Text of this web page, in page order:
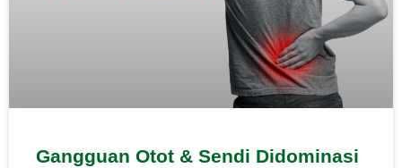
Gangguan Otot & Sendi Didominasi